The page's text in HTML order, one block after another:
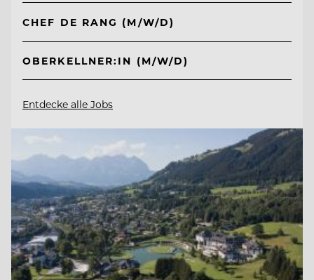
CHEF DE RANG (M/W/D)
OBERKELLNER:IN (M/W/D)
Entdecke alle Jobs